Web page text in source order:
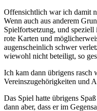
Offensichtlich war ich damit
Wenn auch aus anderem
Spielfortsetzung, und
rote Karten und
augenscheinlich schwer
wiewohl nicht beteiligt, so
Ich kam dann übrigens rasch
Vereinszugehörigkeiten und
Das Spiel hatte übrigens
dann aber, dass er im